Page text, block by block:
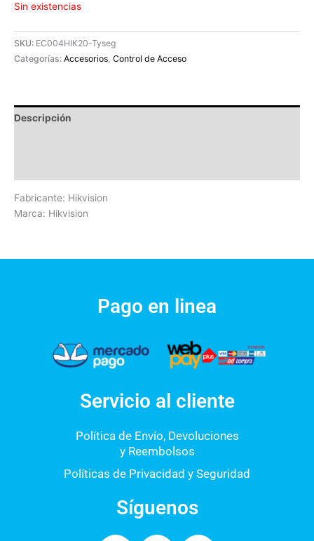
Sin existencias
SKU: EC004HIK20-Tyseg
Categorías: Accesorios, Control de Acceso
Descripción
Fabricante: Hikvision
Marca: Hikvision
Pago en linea
Servicio al cliente
Política de Envío, Devoluciones
y Reembolsos
Políticas de Privacidad y Seguridad
Síguenos